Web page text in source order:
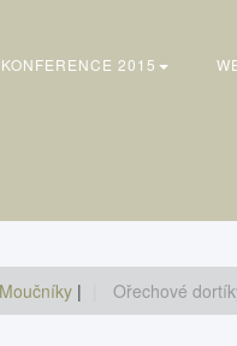
KONFERENCE 2015
Moučníky | Ořechové